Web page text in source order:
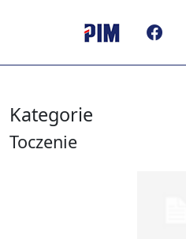
Kategorie
Toczenie